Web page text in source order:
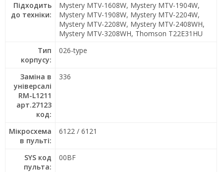
Підходить
до техніки:
Mystery MTV-1608W, Mystery MTV-1904W,
Mystery MTV-1908W, Mystery MTV-2204W,
Mystery MTV-2208W, Mystery MTV-2408WH,
Mystery MTV-3208WH, Thomson T22E31HU
Тип
корпусу:
026-type
Заміна в
універсалі
RM-L1211
арт.27123
код:
336
Мікросхема
в пульті:
6122 / 6121
SYS код
пульта:
00BF